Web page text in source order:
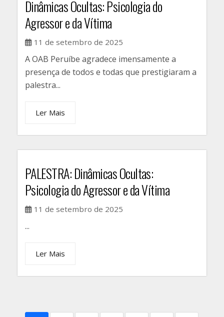
Dinâmicas Ocultas: Psicologia do
Agressor e da Vítima
11 de setembro de 2025
A OAB Peruíbe agradece imensamente a
presença de todos e todas que prestigiaram a
palestra...
Ler Mais
PALESTRA: Dinâmicas Ocultas:
Psicologia do Agressor e da Vítima
11 de setembro de 2025
...
Ler Mais